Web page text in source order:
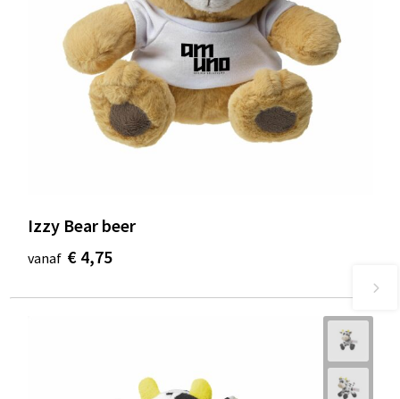
Izzy Bear beer
vanaf € 4,75